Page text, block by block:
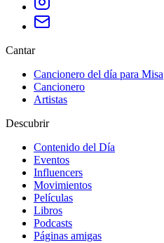
Cantar
Cancionero del día para Misa
Cancionero
Artistas
Descubrir
Contenido del Día
Eventos
Influencers
Movimientos
Películas
Libros
Podcasts
Páginas amigas